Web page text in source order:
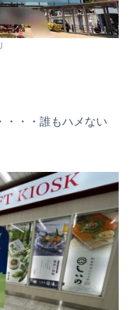
・・誰もハメない